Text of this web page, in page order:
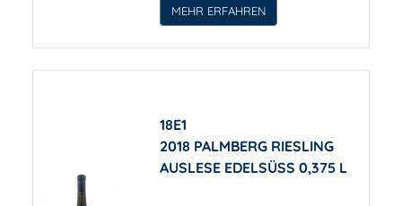
MEHR ERFAHREN
18E1
2018 PALMBERG RIESLING
AUSLESE EDELSÜSS 0,375 L